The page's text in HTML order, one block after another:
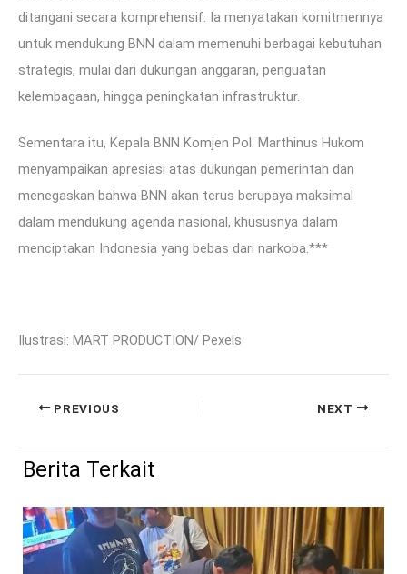
ditangani secara komprehensif. Ia menyatakan komitmennya
untuk mendukung BNN dalam memenuhi berbagai kebutuhan
strategis, mulai dari dukungan anggaran, penguatan
kelembagaan, hingga peningkatan infrastruktur.
Sementara itu, Kepala BNN Komjen Pol. Marthinus Hukom
menyampaikan apresiasi atas dukungan pemerintah dan
menegaskan bahwa BNN akan terus berupaya maksimal
dalam mendukung agenda nasional, khususnya dalam
menciptakan Indonesia yang bebas dari narkoba.***
Ilustrasi: MART PRODUCTION/ Pexels
PREVIOUS NEXT
Berita Terkait